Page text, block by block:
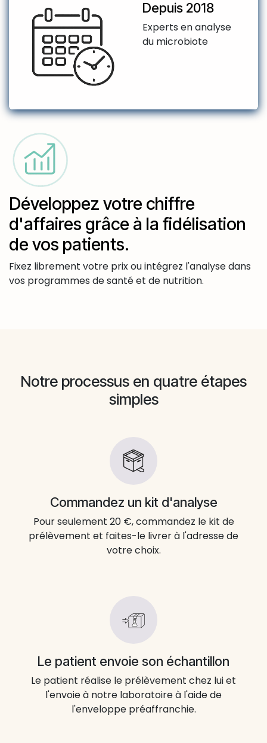
Depuis 2018
Experts en analyse
du microbiote
Développez votre chiffre
d'affaires grâce à la fidélisation
de vos patients.
Fixez librement votre prix ou intégrez l'analyse dans
vos programmes de santé et de nutrition.
Notre processus en quatre étapes
simples
Commandez un kit d'analyse
Pour seulement 20 €, commandez le kit de
prélèvement et faites-le livrer à l'adresse de
votre choix.
Le patient envoie son échantillon
Le patient réalise le prélèvement chez lui et
l'envoie à notre laboratoire à l'aide de
l'enveloppe préaffranchie.